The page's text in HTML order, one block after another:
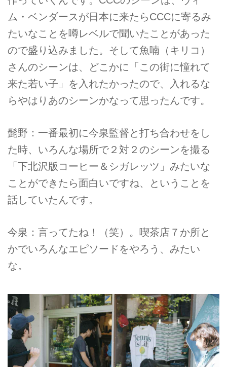
ム・ベンダースが日本に来たらCCCに寄るみ
たいなことを噂レベルで聞いたことがあった
ので盛り込みました。そして魚喃（キリコ）
さんのシーンは、どこかに「この街に憧れて
来た若い子」を入れたかったので、入れるな
らやはりあのシーンかなって思ったんです。
髭野：一番最初に今泉監督と打ち合わせをし
た時、いろんな場所で２対２のシーンを撮る
「下北沢版コーヒー＆シガレッツ」みたいな
ことができたら面白いですね、ということを
話していたんです。
今泉：言ってたね！（笑）。喫茶店７か所と
かでいろんなエピソードをやろう、みたい
な。